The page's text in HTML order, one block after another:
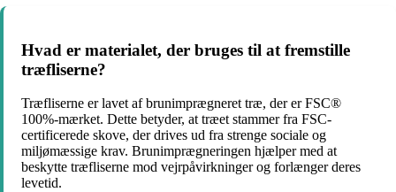
Hvad er materialet, der bruges til at fremstille
træfliserne?
Træfliserne er lavet af brunimprægneret træ, der er FSC®
100%-mærket. Dette betyder, at træet stammer fra FSC-
certificerede skove, der drives ud fra strenge sociale og
miljømæssige krav. Brunimprægneringen hjælper med at
beskytte træfliserne mod vejrpåvirkninger og forlænger deres
levetid.